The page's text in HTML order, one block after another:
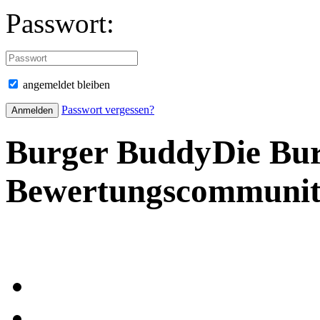
Passwort:
angemeldet bleiben
Passwort vergessen?
Burger BuddyDie